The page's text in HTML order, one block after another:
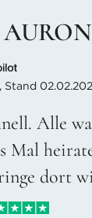
Alle
Mal
dort